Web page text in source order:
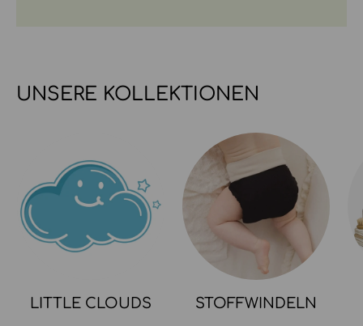
UNSERE KOLLEKTIONEN
LITTLE CLOUDS STOFFWINDELN